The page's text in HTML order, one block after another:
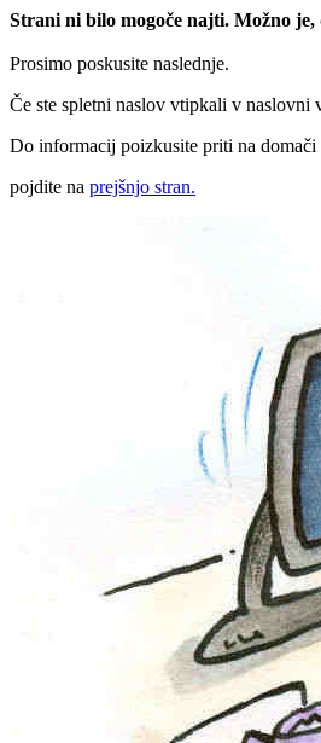
Strani ni bilo mogoče najti. Možno
Prosimo poskusite naslednje.
Če ste spletni naslov vtipkali v naslovni
Do informacij poizkusite priti na domači
pojdite na prejšnjo stran.